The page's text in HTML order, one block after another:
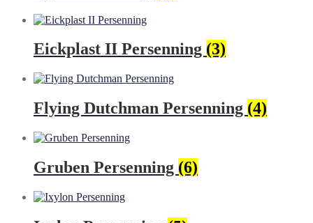
Eickplast II Persenning (3)
Flying Dutchman Persenning (4)
Gruben Persenning (6)